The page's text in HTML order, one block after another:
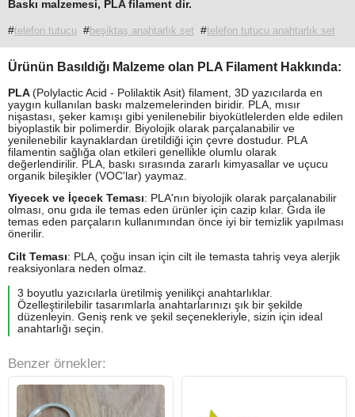
Baskı malzemesi, PLAfilament dir.
#telefon tutucu #beşiktaş anahtarlık set #telefon tutucu anahtarlık set
Ürünün Basıldığı Malzeme olan PLA Filament Hakkında:
PLA (Polylactic Acid - Polilaktik Asit) filament, 3D yazıcılarda en
yaygın kullanılan baskı malzemelerinden biridir. PLA, mısır
nişastası, şeker kamışı gibi yenilenebilir biyokütlelerden elde edilen
biyoplastik bir polimerdir. Biyolojik olarak parçalanabilir ve
yenilenebilir kaynaklardan üretildiği için çevre dostudur. PLA
filamentin sağlığa olan etkileri genellikle olumlu olarak
değerlendirilir. PLA, baskı sırasında zararlı kimyasallar ve uçucu
organik bileşikler (VOC'lar) yaymaz.
Yiyecek ve İçecek Teması: PLA'nın biyolojik olarak parçalanabilir
olması, onu gıda ile temas eden ürünler için cazip kılar. Gıda ile
temas eden parçaların kullanımından önce iyi bir temizlik yapılması
önerilir.
Cilt Teması: PLA, çoğu insan için cilt ile temasta tahriş veya alerjik
reaksiyonlara neden olmaz.
3 boyutlu yazıcılarla üretilmiş yenilikçi anahtarlıklar.
Özelleştirilebilir tasarımlarla anahtarlarınızı şık bir şekilde
düzenleyin. Geniş renk ve şekil seçenekleriyle, sizin için ideal
anahtarlığı seçin.
Benzer örnekler: